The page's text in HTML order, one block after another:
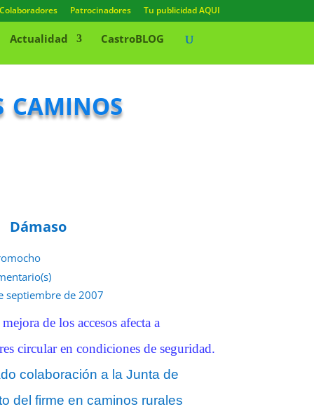
Colaboradores Patrocinadores Tu publicidad AQUI
Actualidad CastroBLOG
Dámaso
septiembre de 2007
de los accesos afecta a
circular en condiciones de seguridad.
colaboración a la Junta de
del firme en caminos rurales